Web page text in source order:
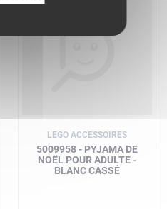
LEGO ACCESSOIRES
5009958 - PYJAMA DE
NOËL POUR ADULTE -
BLANC CASSÉ